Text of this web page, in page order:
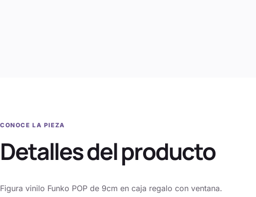
CONOCE LA PIEZA
Detalles del producto
Figura vinilo Funko POP de 9cm en caja regalo con ventana.